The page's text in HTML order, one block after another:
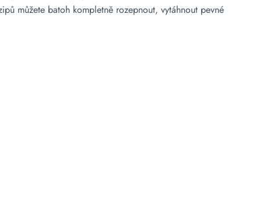
můžete batoh kompletně rozepnout, vytáhnout pevné